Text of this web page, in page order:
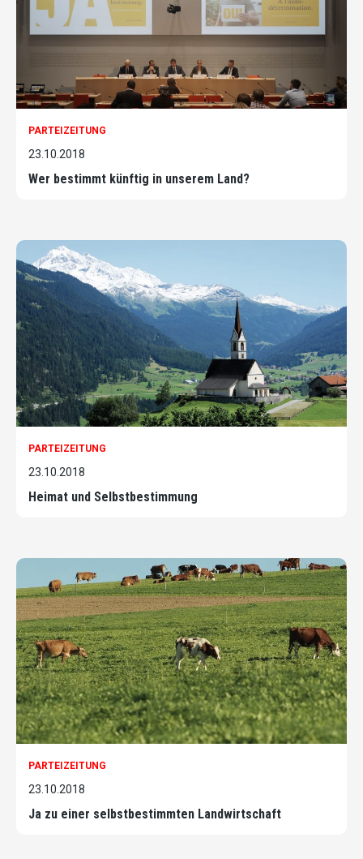
PARTEIZEITUNG
23.10.2018
Wer bestimmt künftig in unserem Land?
PARTEIZEITUNG
23.10.2018
Heimat und Selbstbestimmung
PARTEIZEITUNG
23.10.2018
Ja zu einer selbstbestimmten Landwirtschaft